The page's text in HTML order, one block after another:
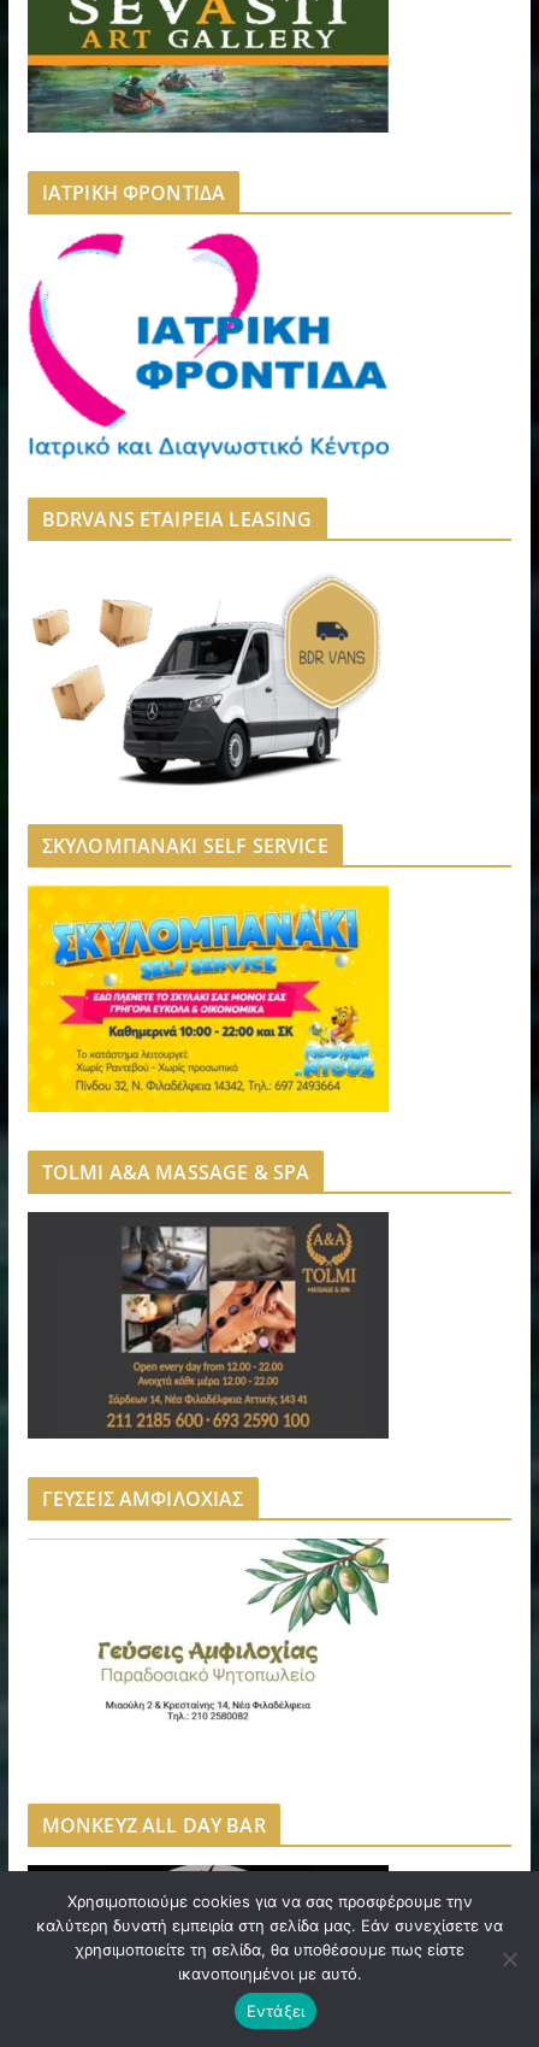
ΙΑΤΡΙΚΗ ΦΡΟΝΤΙΔΑ
BDRVANS ΕΤΑΙΡΕΙΑ LEASING
ΣΚΥΛΟΜΠΑΝΑΚΙ SELF SERVICE
TOLMI A&A MASSAGE & SPA
ΓΕΥΣΕΙΣ ΑΜΦΙΛΟΧΙΑΣ
MONKEYZ ALL DAY BAR
Χρησιμοποιούμε cookies για να σας προσφέρουμε την
καλύτερη δυνατή εμπειρία στη σελίδα μας. Εάν συνεχίσετε να
χρησιμοποιείτε τη σελίδα, θα υποθέσουμε πως είστε
ικανοποιημένοι με αυτό.
Εντάξει